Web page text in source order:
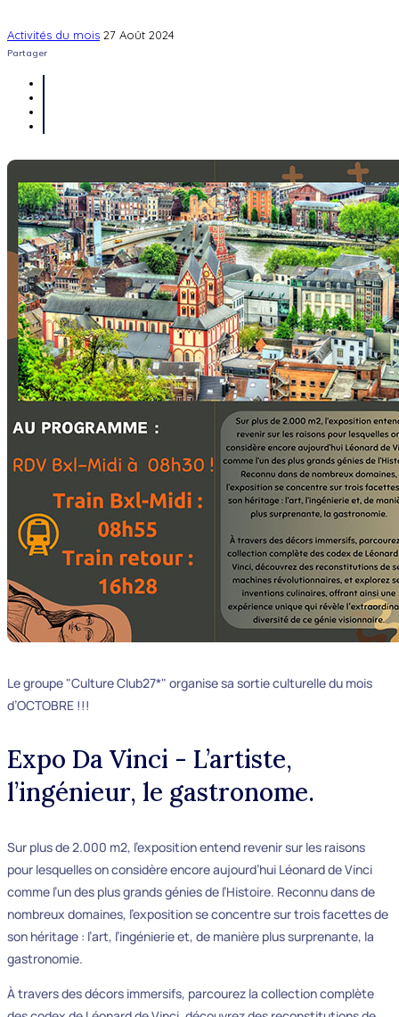
Activités du mois 27 Août 2024
Partager
Le groupe "Culture Club27*" organise sa sortie culturelle du mois
d’OCTOBRE !!!
Expo Da Vinci - L’artiste,
l’ingénieur, le gastronome.
Sur plus de 2.000 m2, l’exposition entend revenir sur les raisons
pour lesquelles on considère encore aujourd’hui Léonard de Vinci
comme l’un des plus grands génies de l’Histoire. Reconnu dans de
nombreux domaines, l’exposition se concentre sur trois facettes de
son héritage : l’art, l’ingénierie et, de manière plus surprenante, la
gastronomie.
À travers des décors immersifs, parcourez la collection complète